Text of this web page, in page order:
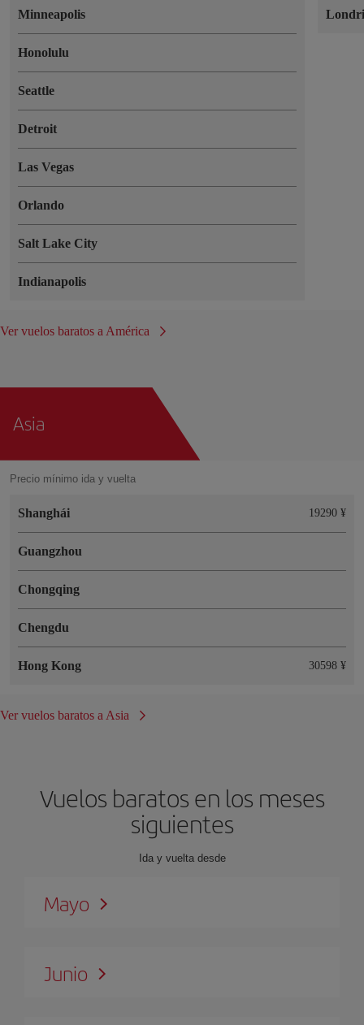
Minneapolis
Honolulu
Seattle
Detroit
Las Vegas
Orlando
Salt Lake City
Indianapolis
Ver vuelos baratos a América
Asia
Precio mínimo ida y vuelta
Shanghái 19290 ¥
Guangzhou
Chongqing
Chengdu
Hong Kong 30598 ¥
Ver vuelos baratos a Asia
Vuelos baratos en los meses
siguientes
Ida y vuelta desde
Mayo
Junio